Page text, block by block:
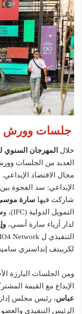
جلسات وورش
خلال المهرجان السنوي
العديد من الجلسات
مجال الاقتصاد
الإبداعي: ​​سد الفجوة بين
شاركت فيها سارة
التمويل الدولية (IFC)، و
لدار أزياء سارة أنسي،
التنفيذي ل MO4 Network، و
لكرييتف إنداستري
ومن الجلسات البارزة
الإبداع مع القيمة
عباس، رئيس مجلس
الرئيس التنفيذي